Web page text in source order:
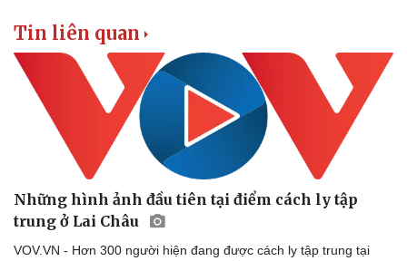
Tin liên quan
Những hình ảnh đầu tiên tại điểm cách ly tập
trung ở Lai Châu
VOV.VN - Hơn 300 người hiện đang được cách ly tập trung tại